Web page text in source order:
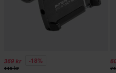
369 kr -18%
449 kr